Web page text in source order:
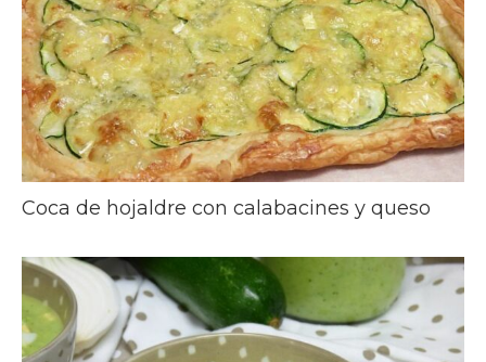
Coca de hojaldre con calabacines y queso